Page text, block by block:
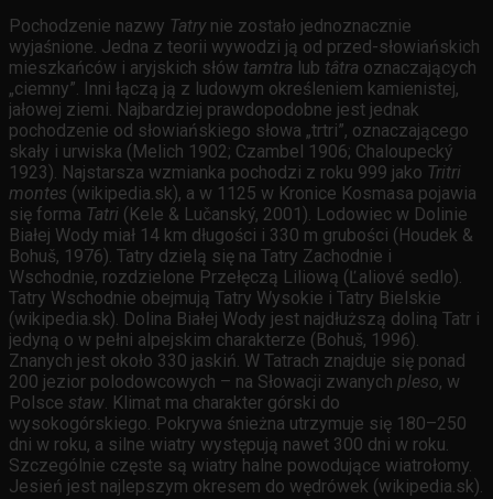
Pochodzenie nazwy Tatrynie zostało jednoznacznie
wyjaśnione. Jedna z teorii wywodzi ją od przed-słowiańskich
mieszkańców i aryjskich słów tamtra lub tâtra oznaczających
„ciemny”. Inni łączą ją z ludowym określeniem kamienistej,
jałowej ziemi. Najbardziej prawdopodobne jest jednak
pochodzenie od słowiańskiego słowa „trtri”, oznaczającego
skały i urwiska (Melich 1902; Czambel 1906; Chaloupecký
1923). Najstarsza wzmianka pochodzi z roku 999 jako Tritri
montes (wikipedia.sk), a w 1125 w Kronice Kosmasa pojawia
się forma Tatri (Kele & Lučanský, 2001). Lodowiec w Dolinie
Białej Wody miał 14 km długości i 330 m grubości (Houdek &
Bohuš, 1976). Tatry dzielą się na Tatry Zachodnie i
Wschodnie, rozdzielone Przełęczą Liliową (Ľaliové sedlo).
Tatry Wschodnie obejmują Tatry Wysokie i Tatry Bielskie
(wikipedia.sk). Dolina Białej Wody jest najdłuższą doliną Tatr i
jedyną o w pełni alpejskim charakterze (Bohuš, 1996).
Znanych jest około 330 jaskiń. W Tatrach znajduje się ponad
200 jezior polodowcowych – na Słowacji zwanych pleso, w
Polsce staw. Klimat ma charakter górski do
wysokogórskiego. Pokrywa śnieżna utrzymuje się 180–250
dni w roku, a silne wiatry występują nawet 300 dni w roku.
Szczególnie częste są wiatry halne powodujące wiatrołomy.
Jesień jest najlepszym okresem do wędrówek (wikipedia.sk).